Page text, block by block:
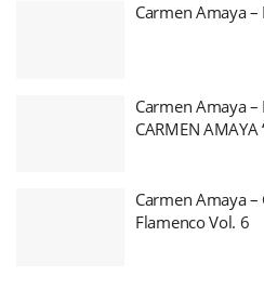
Carmen Amaya
Carmen Amaya
CARMEN AMAYA
Carmen Amaya
Flamenco Vol. 6